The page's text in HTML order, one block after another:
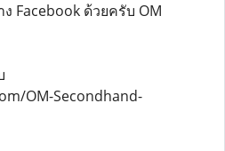
ง Facebook ด้วยครับ OM
OM-Secondhand-